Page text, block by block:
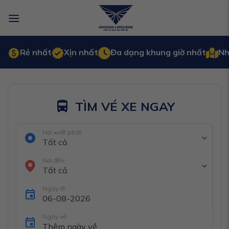
qua
Rẻ nhất
Xịn nhất Đa dạng khung giờ nhất
TÌM VÉ XE NGAY
Nơi xuất phát:
Tất cả
Nơi đến:
Tất cả
Ngày đi:
Ngày về: